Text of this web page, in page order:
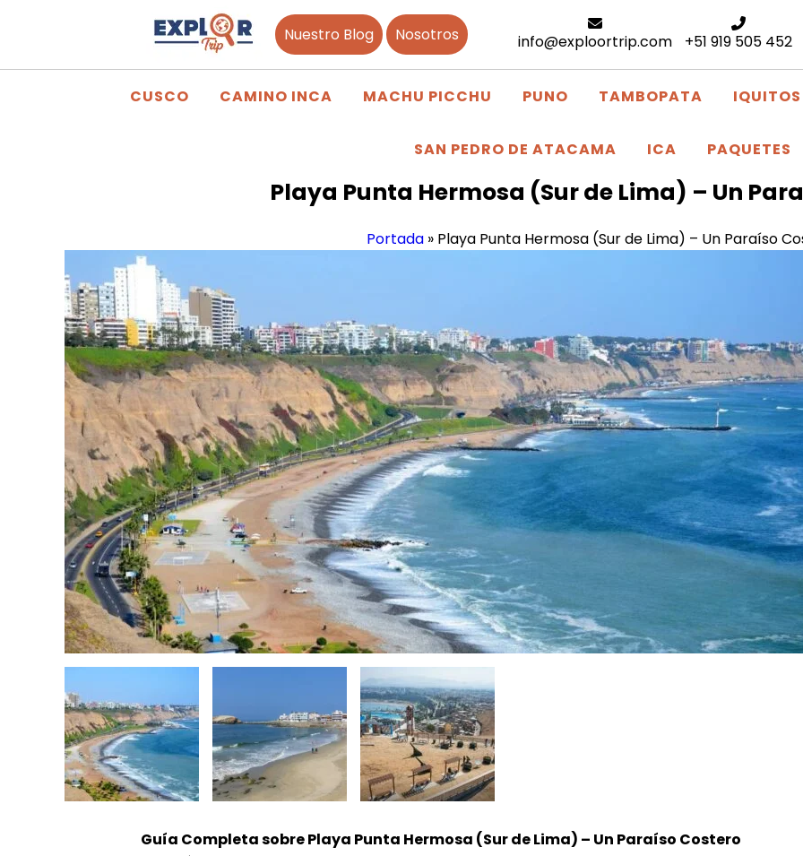
Nuestro Blog Nosotros info@exploortrip.com +51 919 505 452
CUSCO CAMINO INCA MACHU PICCHU PUNO TAMBOPATA IQUITOS
SAN PEDRO DE ATACAMA ICA PAQUETES
Playa Punta Hermosa (Sur de Lima) – Un
Portada» Playa Punta Hermosa (Sur de Lima) – Un Paraíso
Guía Completa sobrePlaya Punta Hermosa (Sur de Lima) – Un Paraíso Costero